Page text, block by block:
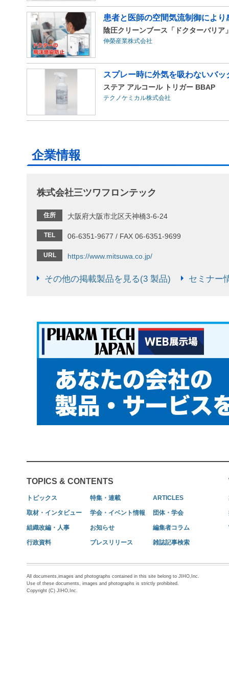
患者と医師の空間気流制御により
陰圧クリーンブース「ドクターバリア
伸榮産業株式会社
スプレー時に外気を吸わないバ
ステア アルコール トリガー BBAP
テクノケミカル株式会社
企業情報
株式会社三ツワフロンテック
住所 大阪府大阪市北区天神橋3-6-24
TEL 06-6351-9677 / FAX 06-6351-9699
URL https://www.mitsuwa.co.jp/
その他の掲載製品を見る(3 製品) セミナー
TOPICS & CONTENTS
トピックス 特集・連載 ARTICLES
取材・インタビュー 学会・イベント情報 団体・学会
組織改編・人事 お知らせ 編集者コラム
行政資料 プレスリリース 雑誌記事検索
All documents,images and photographs contained in this site belong to JIHO,Inc.
Use of these documents, images and photographs is strictly prohibited.
Copyright (C) JIHO,Inc.